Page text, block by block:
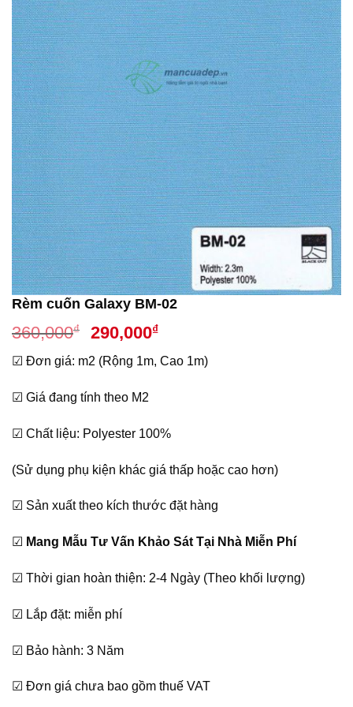
Rèm cuốn Galaxy BM-02
360,000₫
Giá
gốc
là:
360,000₫.
290,000₫Giá
tại
☑ Đơn giá: m2 (Rộng 1m, Cao 1m)
☑ Giá đang tính theo M2
☑ Chất liệu: Polyester 100%
(Sử dụng phụ kiện khác giá thấp hoặc cao hơn)
☑ Sản xuất theo kích thước đặt hàng
☑ Mang Mẫu Tư Vấn Khảo Sát Tại Nhà Miễn Phí
☑ Thời gian hoàn thiện: 2-4 Ngày (Theo khối lượng)
☑ Lắp đặt: miễn phí
☑ Bảo hành: 3 Năm
☑ Đơn giá chưa bao gồm thuế VAT